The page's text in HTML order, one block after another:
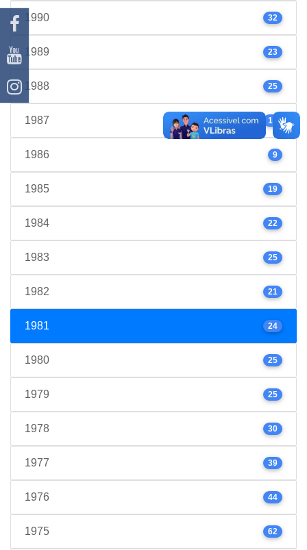
1990 32
1989 23
1988 25
1987 17
1986 9
1985 19
1984 22
1983 25
1982 21
1981 24
1980 25
1979 25
1978 30
1977 39
1976 44
1975 62